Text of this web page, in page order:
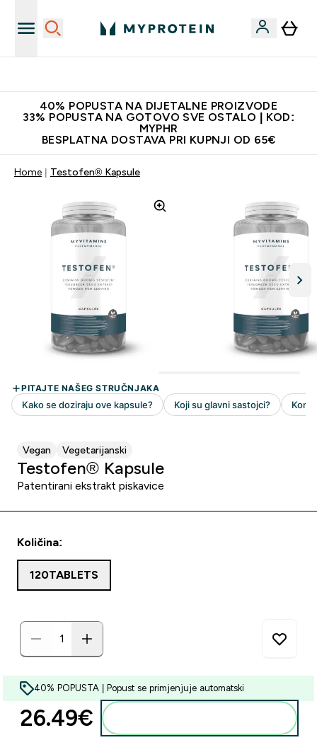
40% POPUSTA NA DIJETALNE PROIZVODE
33% POPUSTA NA GOTOVO SVE OSTALO | KOD:
MYPHR
BESPLATNA DOSTAVA PRI KUPNJI OD 65€
Home Testofen® Kapsule
Vegan Vegetarijanski
Testofen® Kapsule
Patentirani ekstrakt piskavice
Količina:
120TABLETS
40% POPUSTA | Popust se primjenjuje automatski
26.49€‎